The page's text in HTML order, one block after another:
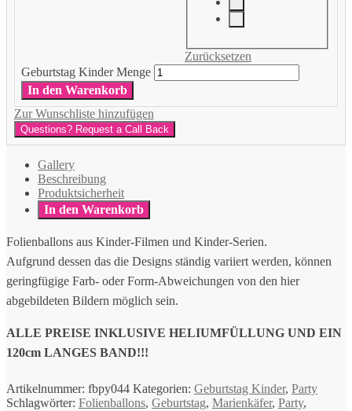
Zurücksetzen
Geburtstag Kinder Menge
In den Warenkorb
Zur Wunschliste hinzufügen
Questions? Request a Call Back
Gallery
Beschreibung
Produktsicherheit
In den Warenkorb
Folienballons aus Kinder-Filmen und Kinder-Serien.
Aufgrund dessen das die Designs ständig variiert werden, können
geringfügige Farb- oder Form-Abweichungen von den hier
abgebildeten Bildern möglich sein.
ALLE PREISE INKLUSIVE HELIUMFÜLLUNG UND EIN
120cm LANGES BAND!!!
Artikelnummer: fbpy044 Kategorien: Geburtstag Kinder, Party
Schlagwörter: Folienballons, Geburtstag, Marienkäfer, Party,